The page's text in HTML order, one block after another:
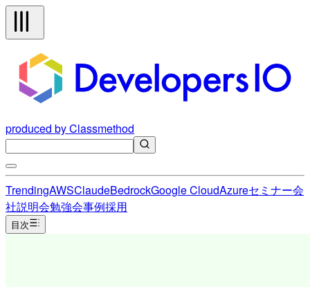
produced by Classmethod
TrendingAWSClaudeBedrockGoogle CloudAzureセミナー会
社説明会勉強会事例採用
目次